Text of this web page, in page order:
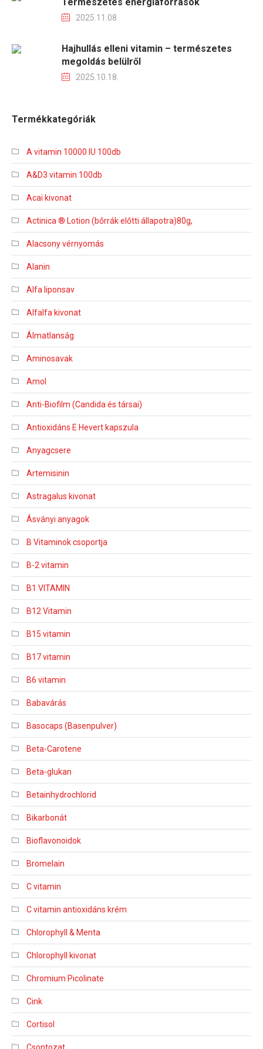
Természetes energiaforrások
2025.11.08.
Hajhullás elleni vitamin – természetes
megoldás belülről
2025.10.18.
Termékkategóriák
A vitamin 10000 IU 100db
A&D3 vitamin 100db
Acai kivonat
Actinica ® Lotion (bőrrák előtti állapotra)80g,
Alacsony vérnyomás
Alanin
Alfa liponsav
Alfalfa kivonat
Álmatlanság
Aminosavak
Amol
Anti-Biofilm (Candida és társai)
Antioxidáns E Hevert kapszula
Anyagcsere
Artemisinin
Astragalus kivonat
Ásványi anyagok
B Vitaminok csoportja
B-2 vitamin
B1 VITAMIN
B12 Vitamin
B15 vitamin
B17 vitamin
B6 vitamin
Babavárás
Basocaps (Basenpulver)
Beta-Carotene
Beta-glukan
Betainhydrochlorid
Bikarbonát
Bioflavonoidok
Bromelain
C vitamin
C vitamin antioxidáns krém
Chlorophyll & Menta
Chlorophyll kivonat
Chromium Picolinate
Cink
Cortisol